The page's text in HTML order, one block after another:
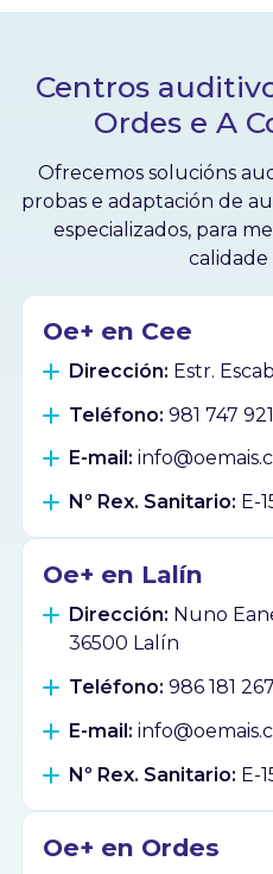
Centros
Ordes e A
Ofrecemos solucións
probas e adaptación de
especializados, para
calidade
Oe+ en Cee
Dirección: Estr.
Teléfono: 981 747 921
E-mail:
Nº Rex. Sanitario: E-
Oe+ en Lalín
Dirección: Nuno
36500 Lalín
Teléfono: 986 181 267
E-mail:
Nº Rex. Sanitario: E-
Oe+ en Ordes